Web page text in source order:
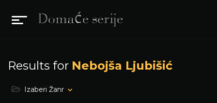
Results for Nebojša Ljubišić
Izaberi Žanr